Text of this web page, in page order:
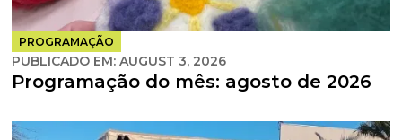
PROGRAMAÇÃO
PUBLICADO EM:AUGUST 3, 2026
Programação do mês: agosto de 2026